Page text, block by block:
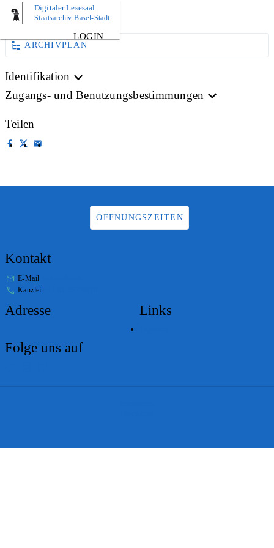
Digitaler Lesesaal
Staatsarchiv Basel-Stadt
LOGIN
AKTE
ARCHIVPLAN
Identifikation
Zugangs- und Benutzungsbestimmungen
Teilen
ÖFFNUNGSZEITEN
Kontakt
E-Mail
Kanzlei
Adresse Links
Folge uns auf